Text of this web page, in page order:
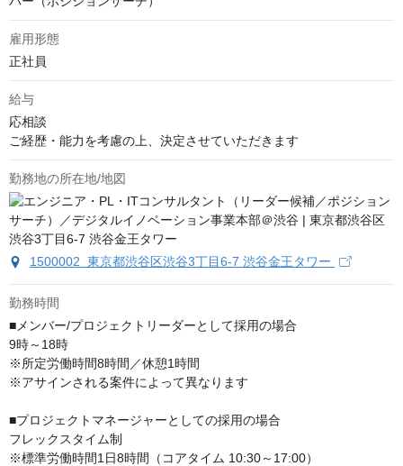
雇用形態
正社員
給与
応相談
ご経歴・能力を考慮の上、決定させていただきます
勤務地の所在地/地図
1500002 東京都渋谷区渋谷3丁目6-7 渋谷金王タワー
勤務時間
■メンバー/プロジェクトリーダーとして採用の場合
9時～18時
※所定労働時間8時間／休憩1時間
※アサインされる案件によって異なります
■プロジェクトマネージャーとしての採用の場合
フレックスタイム制
※標準労働時間1日8時間（コアタイム 10:30～17:00）